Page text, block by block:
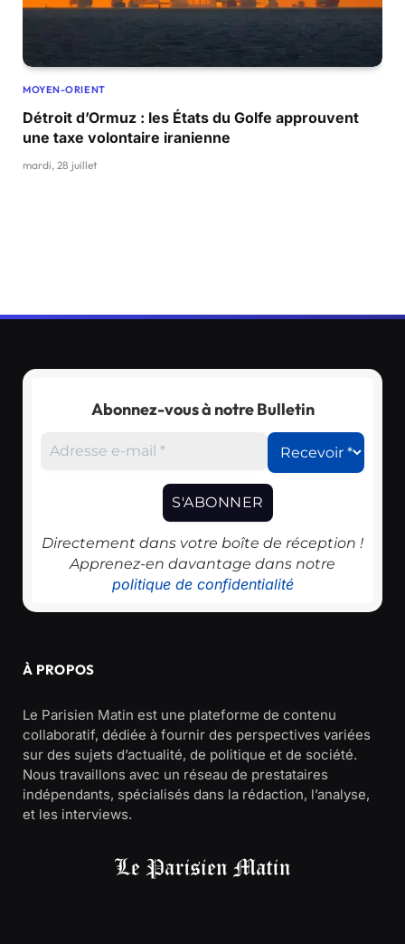
MOYEN-ORIENT
Détroit d’Ormuz : les États du Golfe approuvent
une taxe volontaire iranienne
mardi, 28 juillet
Abonnez-vous à notre Bulletin
Directement dans votre boîte de réception !
Apprenez-en davantage dans notre
politique de confidentialité
À PROPOS
Le Parisien Matin est une plateforme de contenu
collaboratif, dédiée à fournir des perspectives variées
sur des sujets d’actualité, de politique et de société.
Nous travaillons avec un réseau de prestataires
indépendants, spécialisés dans la rédaction, l’analyse,
et les interviews.